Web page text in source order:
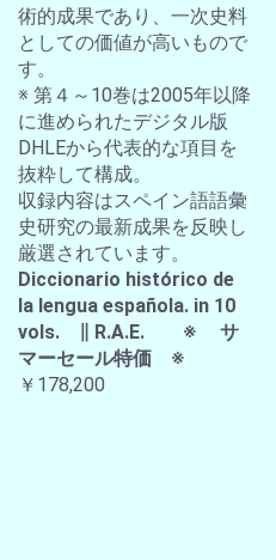
術的成果であり、一次史料
としての価値が高いもので
す。
※ 第４～10巻は2005年以降
に進められたデジタル版
DHLEから代表的な項目を
抜粋して構成。
収録内容はスペイン語語彙
史研究の最新成果を反映し
厳選されています。
Diccionario histórico de
la lengua española. in 10
vols. ∥ R.A.E. ※ サ
マーセール特価 ※
￥178,200